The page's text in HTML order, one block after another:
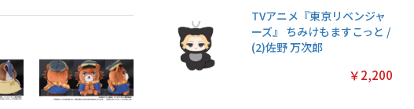
TVアニメ『東京リベンジャ
ーズ』 ちみけもますこっと /
(2)佐野 万次郎
￥2,200